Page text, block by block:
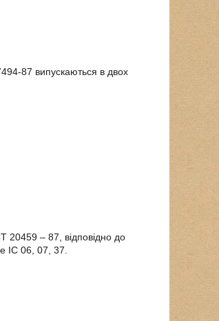
87 випускаються в двох
20459 – 87, відповідно до
IC 06, 07, 37.